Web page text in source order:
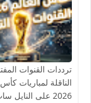
ترددات القنوات
الناقلة لمباريات كأس
2026 على النايل سات مجاناً